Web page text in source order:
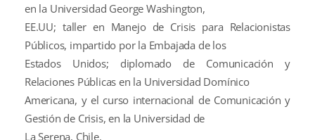
en la Universidad George Washington,
EE.UU; taller en Manejo de Crisis para Relacionistas
Públicos, impartido por la Embajada de los
Estados Unidos; diplomado de Comunicación y
Relaciones Públicas en la Universidad Domínico
Americana, y el curso internacional de Comunicación y
Gestión de Crisis, en la Universidad de
La Serena, Chile.